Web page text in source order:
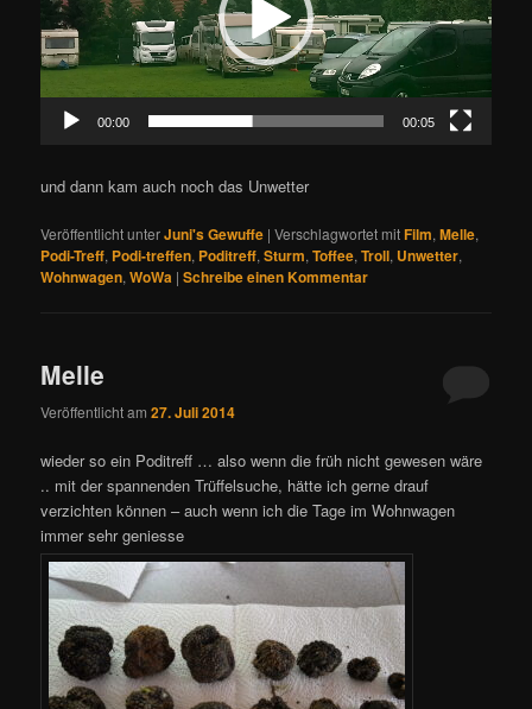
00:00 00:05
und dann kam auch noch das Unwetter
Veröffentlicht unterJuni's Gewuffe |Verschlagwortet mitFilm,Melle,
Podi-Treff, Podi-treffen, Poditreff,Sturm,Toffee,Troll, Unwetter,
Wohnwagen,WoWa |Schreibe einen Kommentar
Melle
Veröffentlicht am27. Juli 2014
wieder so ein Poditreff … also wenn die früh nicht gewesen wäre
.. mit der spannenden Trüffelsuche, hätte ich gerne drauf
verzichten können – auch wenn ich die Tage im Wohnwagen
immer sehr geniesse